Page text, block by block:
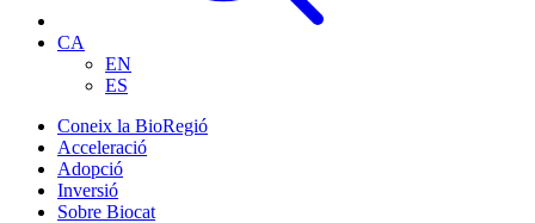
CA
EN
ES
Coneix la BioRegió
Acceleració
Adopció
Inversió
Sobre Biocat